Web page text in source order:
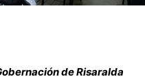
de Risaralda